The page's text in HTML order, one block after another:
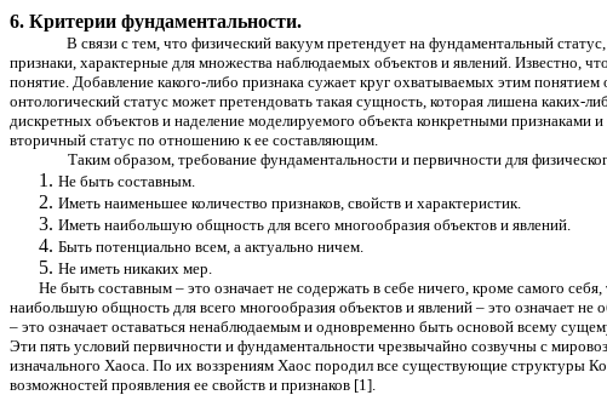
6. Критерии фундаментальности.
В связи с тем, что физический вакуум претендует на фундаментальный
признаки, характерные для множества наблюдаемых объектов и явлений. Известно,
понятие. Добавление какого-либо признака сужает круг охватываемых этим
онтологический статус может претендовать такая сущность, которая лишена каких-
дискретных объектов и наделение моделируемого объекта конкретными
вторичный статус по отношению к ее составляющим.
Таким образом, требование фундаментальности и первичности для
Не быть составным.
Иметь наименьшее количество признаков, свойств и характеристик.
Иметь наибольшую общность для всего многообразия объектов и явлений.
Быть потенциально всем, а актуально ничем.
Не иметь никаких мер.
Не быть составным – это означает не содержать в себе ничего, кроме самого
наибольшую общность для всего многообразия объектов и явлений – это означает
– это означает оставаться ненаблюдаемым и одновременно быть основой всему
Эти пять условий первичности и фундаментальности чрезвычайно созвучны с
изначального Хаоса. По их воззрениям Хаос породил все существующие структуры
возможностей проявления ее свойств и признаков [1].